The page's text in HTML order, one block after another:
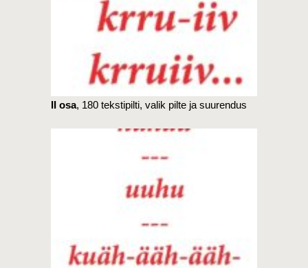
II osa, 180 tekstipilti, valik pilte ja suurendus